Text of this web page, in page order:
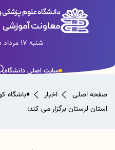
دانشگاه علوم پزشکی
معاونت آموزشی
شنبه 17 مرداد 1405
سایت اصلی دانشگاه
صفحه اصلی اخبار
♦️باشگاه
استان لرستان برگزار می کند: